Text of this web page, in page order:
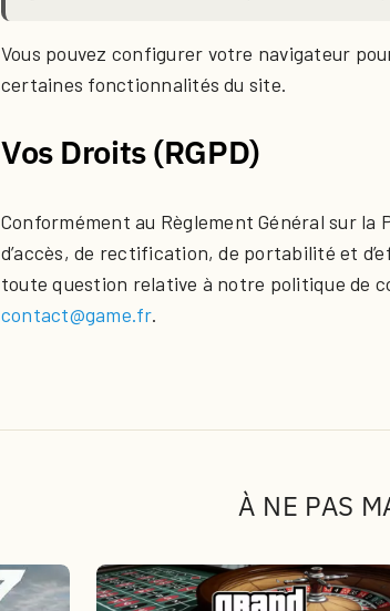
Vous pouvez configurer votre navigateur
certaines fonctionnalités du site.
Vos Droits (RGPD)
Conformément au Règlement Général sur la
d’accès, de rectification, de portabilité et
toute question relative à notre politique de
contact@game.fr.
À NE PAS